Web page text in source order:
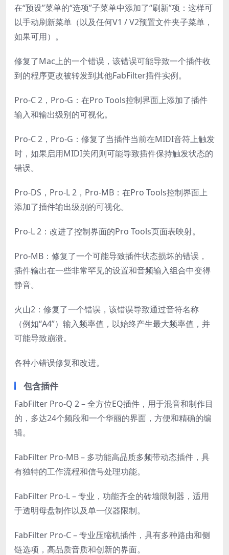
在“预设”菜单的“选项”子菜单中添加了“刷新”项：这样可
以手动刷新菜单（以及任何V1 / V2预置文件夹子菜单，
如果可用）。
修复了Mac上的一个错误，该错误可能导致一个插件收
到的程序更改被转发到其他FabFilter插件实例。
Pro-C 2，Pro-G：在Pro Tools控制界面上添加了插件
输入和输出级别的可视化。
Pro-C 2，Pro-G：修复了当插件当前在MIDI音符上触发
时，如果启用MIDI关闭则可能导致插件保持触发状态的
错误。
Pro-DS，Pro-L 2，Pro-MB：在Pro Tools控制界面上
添加了插件输出级别的可视化。
Pro-L 2：改进了控制界面的Pro Tools页面表映射。
Pro-MB：修复了一个可能导致插件状态损坏的错误，
插件输出在一些非常罕见的设置和音频输入组合中变得
静音。
火山2：修复了一个错误，该错误导致通过音符名称
（例如“A4”）输入频率值，以始终产生最大频率值，并
可能导致崩溃。
各种小错误修复和改进。
包含插件
FabFilter Pro-Q 2 – 全方位EQ插件，用于混音和制作目
的，多达24个频段和一个华丽的界面，方便和精确的编
辑。
FabFilter Pro-MB – 多功能高品质多频带动态插件，具
有独特的工作流程和信号处理功能。
FabFilter Pro-L – 专业，功能齐全的砖墙限制器，适用
于透明母盘制作以及单一仪器限制。
FabFilter Pro-C – 专业压缩机插件，具有多种路由和侧
链选项，高品质音质和创新的界面。